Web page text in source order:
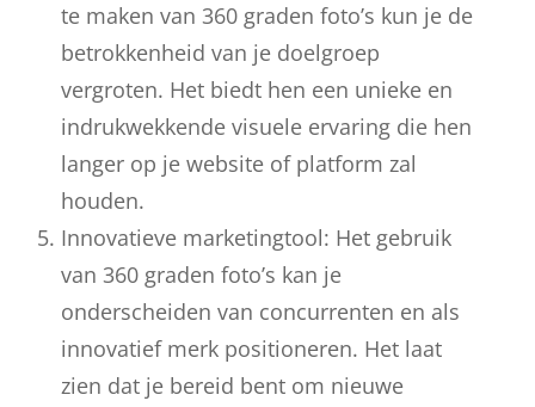
te maken van 360 graden foto’s kun je de
betrokkenheid van je doelgroep
vergroten. Het biedt hen een unieke en
indrukwekkende visuele ervaring die hen
langer op je website of platform zal
houden.
Innovatieve marketingtool: Het gebruik
van 360 graden foto’s kan je
onderscheiden van concurrenten en als
innovatief merk positioneren. Het laat
zien dat je bereid bent om nieuwe